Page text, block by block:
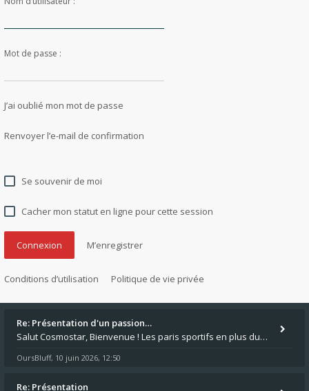
Mot de passe :
J’ai oublié mon mot de passe
Renvoyer l’e-mail de confirmation
Se souvenir de moi
Cacher mon statut en ligne pour cette session
M’enregistrer
Conditions d’utilisation Politique de vie privée
Re: Présentation d'un passion…
Salut Cosmostar, Bienvenue ! Les paris sportifs en plus du poker, c'est ce que je fais aussi. Surtout la NBA, je mise su
OursBluff, 10 juin 2026, 12:50
Re: Présentation